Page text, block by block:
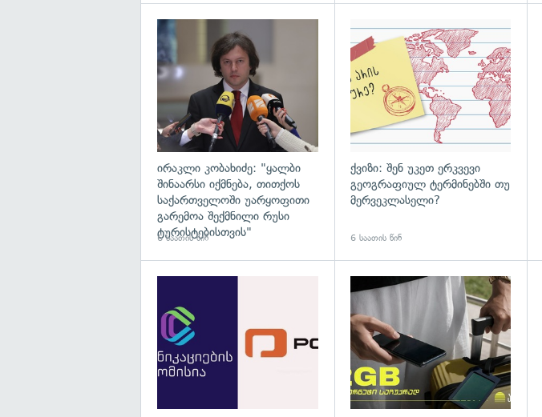
გადახედვა
ირაკლი კობახიძე: "ყალბი
შინაარსი იქმნება, თითქოს
საქართველოში უარყოფითი
გარემოა შექმნილი რუსი
ტურისტებისთვის"
6 საათის წინ
ქვიზი: შენ უკეთ ერკვევი
გეოგრაფიულ ტერმინებში თუ
მერვეკლასელი?
6 საათის წინ
გადახედვა